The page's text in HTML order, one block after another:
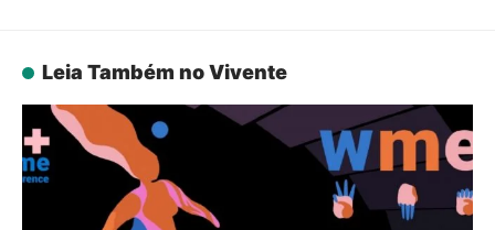
Leia Também no Vivente